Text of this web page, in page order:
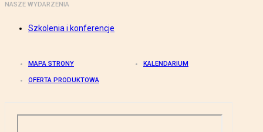
NASZE WYDARZENIA
Szkolenia i konferencje
MAPA STRONY KALENDARIUM
OFERTA PRODUKTOWA